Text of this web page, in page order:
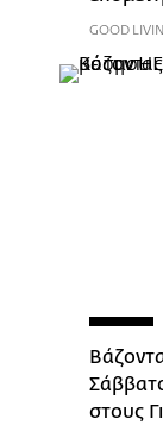
GOOD
στους